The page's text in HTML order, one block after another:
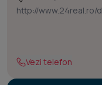
Mamaia.
http://www.24real.ro/
Vezi telefon